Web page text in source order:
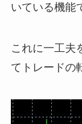
いている機能
これに一工夫
てトレードの